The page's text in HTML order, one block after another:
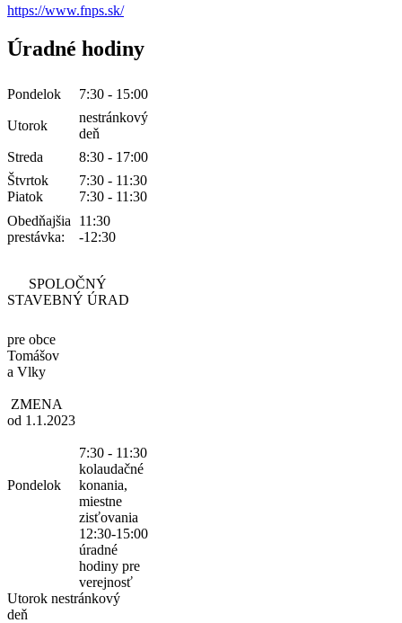
https://www.fnps.sk/
Úradné hodiny
Pondelok 7:30 - 15:00
Utorok
nestránkový
deň
Streda
8:30 - 17:00
Štvrtok
7:30 - 11:30
Piatok
7:30 - 11:30
Obedňajšia
prestávka:
11:30
-12:30
SPOLOČNÝ
STAVEBNÝ ÚRAD
pre obce
Tomášov
a Vlky
ZMENA
od 1.1.2023
Pondelok
7:30 - 11:30
kolaudačné
konania,
miestne
zisťovania
12:30-15:00
úradné
hodiny pre
verejnosť
Utorok nestránkový
deň